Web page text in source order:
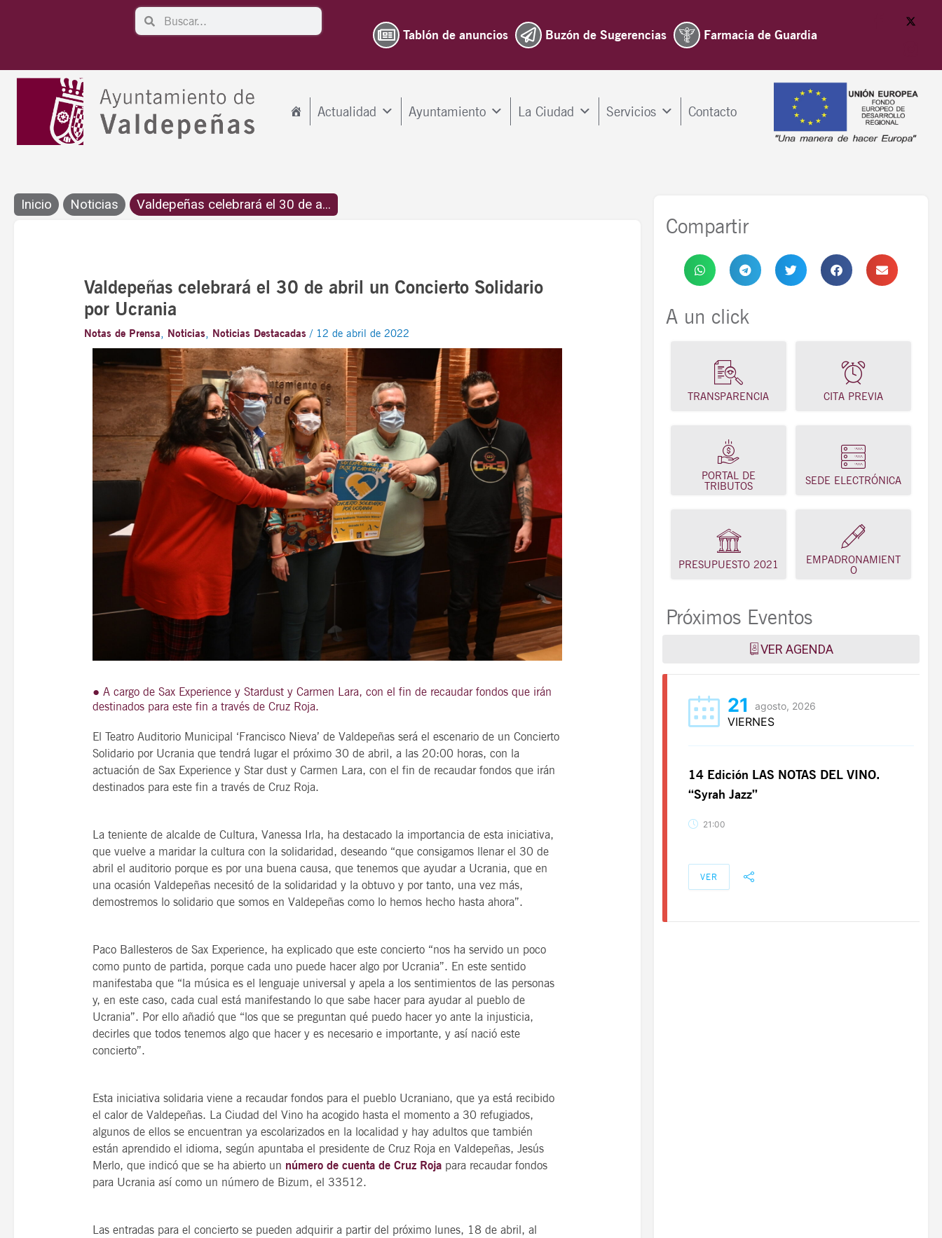
SearchSearch
Tablón de anuncios Buzón de Sugerencias Farmacia de Guardia
Actualidad Ayuntamiento La Ciudad Servicios Contacto
Inicio Noticias Valdepeñas celebrará el 30 de a...
Valdepeñas celebrará el 30 de abril un Concierto Solidario
por Ucrania
Notas de Prensa, Noticias, Noticias Destacadas / 12 de abril de 2022
● A cargo de Sax Experience y Stardust y Carmen Lara, con el fin de recaudar fondos que irán
destinados para este fin a través de Cruz Roja.
El Teatro Auditorio Municipal ‘Francisco Nieva’ de Valdepeñas será el escenario de un Concierto
Solidario por Ucrania que tendrá lugar el próximo 30 de abril, a las 20:00 horas, con la
actuación de Sax Experience y Star dust y Carmen Lara, con el fin de recaudar fondos que irán
destinados para este fin a través de Cruz Roja.
La teniente de alcalde de Cultura, Vanessa Irla, ha destacado la importancia de esta iniciativa,
que vuelve a maridar la cultura con la solidaridad, deseando “que consigamos llenar el 30 de
abril el auditorio porque es por una buena causa, que tenemos que ayudar a Ucrania, que en
una ocasión Valdepeñas necesitó de la solidaridad y la obtuvo y por tanto, una vez más,
demostremos lo solidario que somos en Valdepeñas como lo hemos hecho hasta ahora”.
Paco Ballesteros de Sax Experience, ha explicado que este concierto “nos ha servido un poco
como punto de partida, porque cada uno puede hacer algo por Ucrania”. En este sentido
manifestaba que “la música es el lenguaje universal y apela a los sentimientos de las personas
y, en este caso, cada cual está manifestando lo que sabe hacer para ayudar al pueblo de
Ucrania”. Por ello añadió que “los que se preguntan qué puedo hacer yo ante la injusticia,
decirles que todos tenemos algo que hacer y es necesario e importante, y así nació este
concierto”.
Esta iniciativa solidaria viene a recaudar fondos para el pueblo Ucraniano, que ya está recibido
el calor de Valdepeñas. La Ciudad del Vino ha acogido hasta el momento a 30 refugiados,
algunos de ellos se encuentran ya escolarizados en la localidad y hay adultos que también
están aprendido el idioma, según apuntaba el presidente de Cruz Roja en Valdepeñas, Jesús
Merlo, que indicó que se ha abierto un número de cuenta de Cruz Roja para recaudar fondos
para Ucrania así como un número de Bizum, el 33512.
Las entradas para el concierto se pueden adquirir a partir del próximo lunes, 18 de abril, al
Compartir
A un click
TRANSPARENCIA CITA PREVIA
PORTAL DE
TRIBUTOS
SEDE ELECTRÓNICA
PRESUPUESTO 2021
EMPADRONAMIENT
O
Próximos Eventos
VER AGENDA
21 agosto, 2026
14 Edición LAS NOTAS DEL VINO.
“Syrah Jazz”
VER
14 Edición LAS NOTAS DEL VINO.
21 agosto, 2026
VIERNES
14 Edición LAS NOTAS DEL VINO.
“Syrah Jazz”
21:00
VER